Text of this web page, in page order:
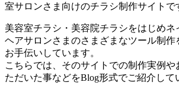
室サロンさま向けのチラシ制作サイトで
美容室チラシ・美容院チラシをはじめネ
ヘアサロンさまのさまざまなツール制作
お手伝いしています。
こちらでは、そのサイトでの制作実例や
ただいた事などをBlog形式でご紹介して